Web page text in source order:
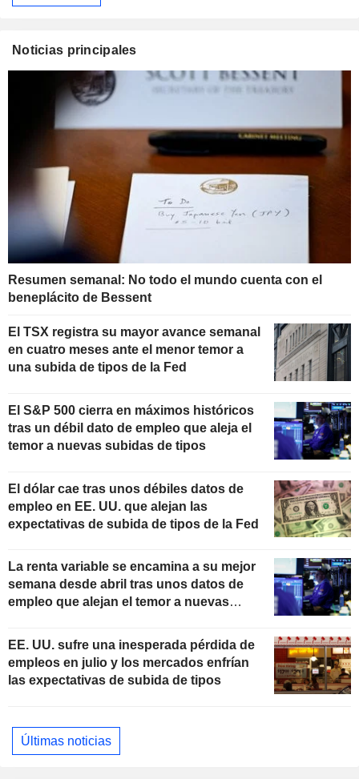
Noticias principales
Resumen semanal: No todo el mundo cuenta con el
beneplácito de Bessent
El TSX registra su mayor avance semanal
en cuatro meses ante el menor temor a
una subida de tipos de la Fed
El S&P 500 cierra en máximos históricos
tras un débil dato de empleo que aleja el
temor a nuevas subidas de tipos
El dólar cae tras unos débiles datos de
empleo en EE. UU. que alejan las
expectativas de subida de tipos de la Fed
La renta variable se encamina a su mejor
semana desde abril tras unos datos de
empleo que alejan el temor a nuevas
EE. UU. sufre una inesperada pérdida de
empleos en julio y los mercados enfrían
las expectativas de subida de tipos
Últimas noticias